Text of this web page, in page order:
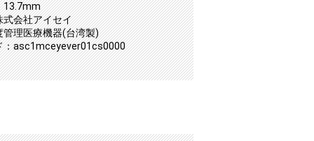
13.7mm
式会社アイセイ
管理医療機器(台湾製)
：asc1mceyever01cs0000